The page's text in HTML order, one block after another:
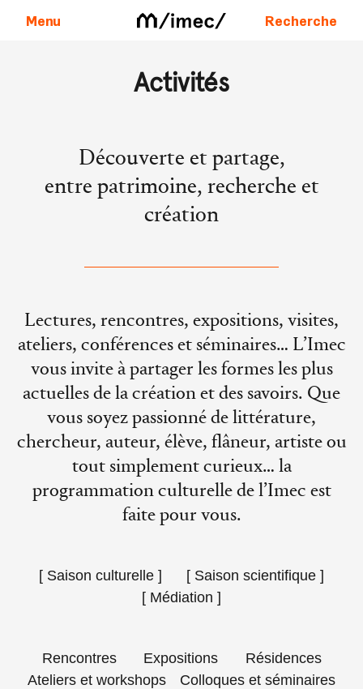
Menu Recherche
Activités
Découverte et partage,
entre patrimoine, recherche et
création
Lectures, rencontres, expositions, visites,
ateliers, conférences et séminaires… L’Imec
vous invite à partager les formes les plus
actuelles de la création et des savoirs. Que
vous soyez passionné de littérature,
chercheur, auteur, élève, flâneur, artiste ou
tout simplement curieux… la
programmation culturelle de l’Imec est
faite pour vous.
[ Saison culturelle ] [ Saison scientifique ]
[ Médiation ]
Rencontres Expositions
Résidences
Ateliers et workshops
Colloques et séminaires